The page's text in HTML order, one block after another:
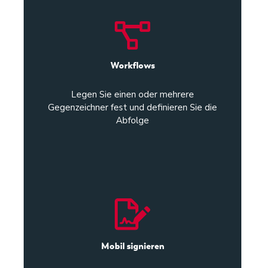
Workflows
Legen Sie einen oder mehrere
Gegenzeichner fest und definieren Sie die
Abfolge
Mobil signieren